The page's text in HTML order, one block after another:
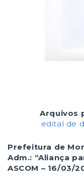
Arquivos
edital de
Prefeitura de
Adm.: “Aliança
ASCOM – 16/03/